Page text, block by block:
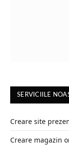
SERVICIILE
Creare site
Creare magazin